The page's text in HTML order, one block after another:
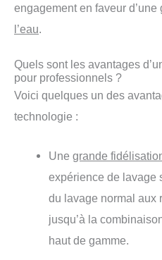
engagement en faveur d’une
l’eau.
Quels sont les avantages
pour professionnels ?
Voici quelques un des
technologie :
Unegrande
expérience de lavage
du lavage normal aux
jusqu’à la
haut de gamme.